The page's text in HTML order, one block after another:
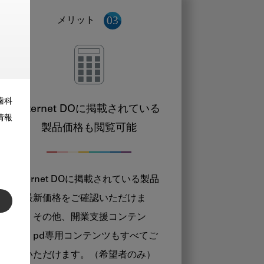
科
報
メリット
Internet DOに掲載されている
製品価格も閲覧可能
Internet DOに掲載されている製品
の最新価格をご確認いただけま
す。その他、開業支援コンテン
ツ、pd専用コンテンツもすべてご
覧いただけます。（希望者のみ）